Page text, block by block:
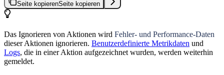
Seite kopierenSeite kopieren
Das Ignorieren von Aktionen wird Fehler- und Performance-Daten
dieser Aktionen ignorieren. Benutzerdefinierte Metrikdaten und
Logs, die in einer Aktion aufgezeichnet wurden, werden weiterhin
gemeldet.